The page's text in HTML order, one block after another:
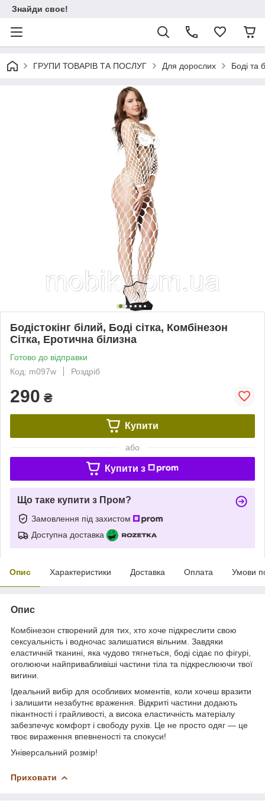
Знайди своє!
ГРУПИ ТОВАРІВ ТА ПОСЛУГ Для дорослих Боді та
Бодістокінг білий, Боді сітка, Комбінезон
Сітка, Еротична білизна
Готово до відправки
Код: m097w
Роздріб
290 ₴
Купити
або
Купити з
Що таке купити з Пром?
Замовлення під захистом
Доступна доставка
Опис Характеристики Доставка Оплата Умови
Опис
Комбінезон створений для тих, хто хоче підкреслити свою
сексуальність і водночас залишатися вільним. Завдяки
еластичній тканині, яка чудово тягнеться, боді сідає по фігурі,
оголюючи найпривабливіші частини тіла та підкреслюючи твої
вигини.
Ідеальний вибір для особливих моментів, коли хочеш вразити
і залишити незабутнє враження. Відкриті частини додають
пікантності і грайливості, а висока еластичність матеріалу
забезпечує комфорт і свободу рухів. Це не просто одяг — це
твоє вираження впевненості та спокуси!
Універсальний розмір!
Приховати